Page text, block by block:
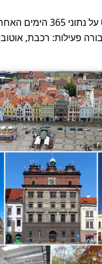
המידע מבוסס על נתוני
פעילות: רכבת,